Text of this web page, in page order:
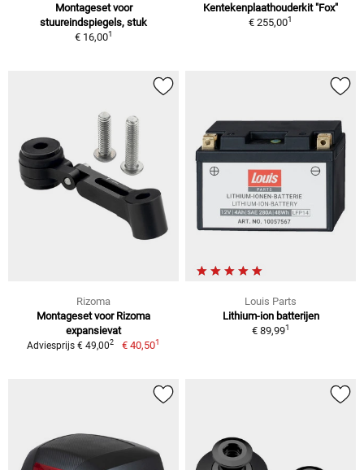
Montageset voor
stuureindspiegels, stuk
€ 16,001
Kentekenplaathouderkit "Fox"
€ 255,001
Rizoma
Montageset voor Rizoma
expansievat
Adviesprijs € 49,002 € 40,501
Louis Parts
Lithium-ion batterijen
€ 89,991